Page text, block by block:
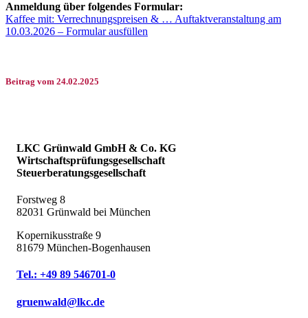
Anmeldung über folgendes Formular:
Kaffee mit: Verrechnungspreisen & … Auftaktveranstaltung am
10.03.2026 – Formular ausfüllen
Beitrag vom 24.02.2025
LKC Grünwald GmbH & Co. KG
Wirtschaftsprüfungsgesellschaft
Steuerberatungsgesellschaft
Forstweg 8
82031 Grünwald bei München
Kopernikusstraße 9
81679 München-Bogenhausen
Tel.: +49 89 546701-0
gruenwald@lkc.de